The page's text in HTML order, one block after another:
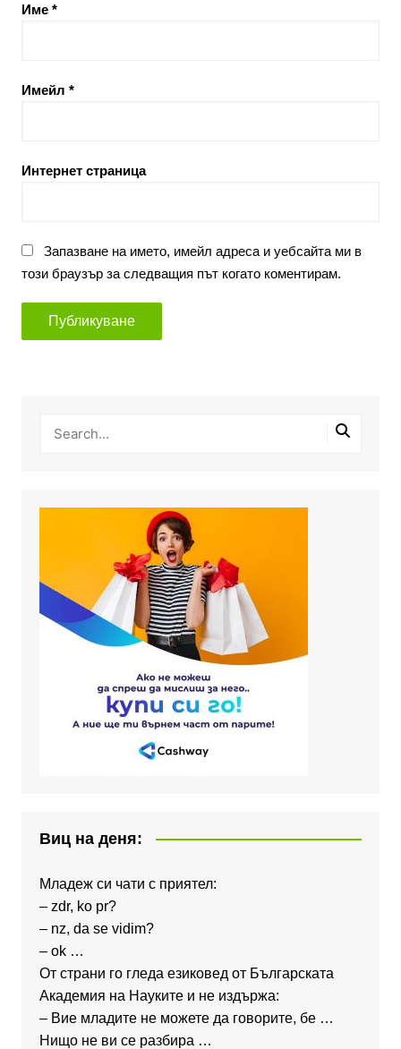
Име *
Имейл *
Интернет страница
Запазване на името, имейл адреса и уебсайта ми в
този браузър за следващия път когато коментирам.
Виц на деня:
Младеж си чати с приятел:
– zdr, ko pr?
– nz, da se vidim?
– ok …
От страни го гледа езиковед от Българската
Академия на Науките и не издържа:
– Вие младите не можете да говорите, бе …
Нищо не ви се разбира …